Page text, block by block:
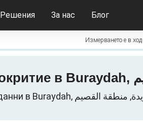
Решения За нас Блог
Измерването е в ход